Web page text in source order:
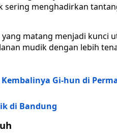
sering menghadirkan
matang menjadi kunci
mudik dengan lebih
Kembalinya Gi-hun di
di Bandung